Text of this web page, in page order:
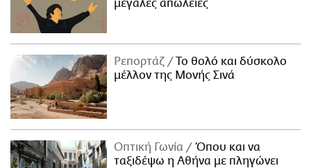
μεγάλες απώλειες
Ρεπορτάζ
Το θολό και δύσκολο
μέλλον της Μονής Σινά
Οπτική Γωνία
Όπου και να
ταξιδέψω η Αθήνα με πληγώνει